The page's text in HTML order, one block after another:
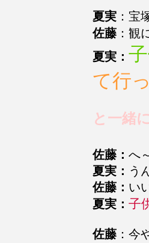
夏実 ：宝
佐藤 ：観
夏実：
て行
と一緒
佐藤： へ
夏実： う
佐藤： い
夏実： 子
佐藤 ：今